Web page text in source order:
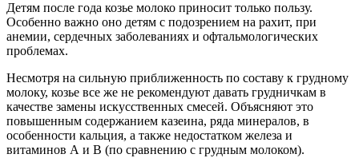
Детям после года козье молоко приносит только пользу.
Особенно важно оно детям с подозрением на рахит, при
анемии, сердечных заболеваниях и офтальмологических
проблемах.
Несмотря на сильную приближенность по составу к грудному
молоку, козье все же не рекомендуют давать грудничкам в
качестве замены искусственных смесей. Объясняют это
повышенным содержанием казеина, ряда минералов, в
особенности кальция, а также недостатком железа и
витаминов А и В (по сравнению с грудным молоком).